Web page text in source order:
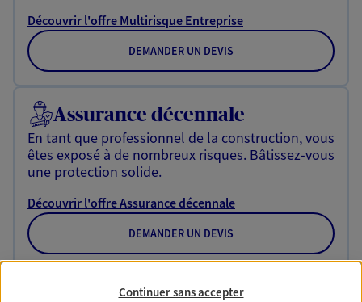
Découvrir l'offre Multirisque Entreprise
DEMANDER UN DEVIS
Assurance décennale
En tant que professionnel de la construction, vous
êtes exposé à de nombreux risques. Bâtissez-vous
une protection solide.
Découvrir l'offre Assurance décennale
DEMANDER UN DEVIS
Multirisque Agricole
Continuer sans accepter